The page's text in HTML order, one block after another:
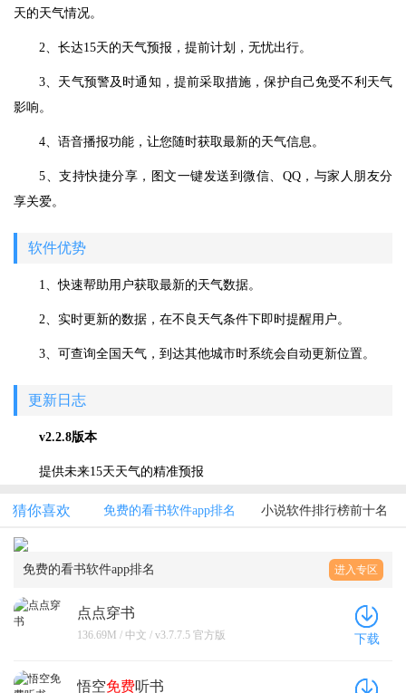
天的天气情况。
2、长达15天的天气预报，提前计划，无忧出行。
3、天气预警及时通知，提前采取措施，保护自己免受不利天气
影响。
4、语音播报功能，让您随时获取最新的天气信息。
5、支持快捷分享，图文一键发送到微信、QQ，与家人朋友分
享关爱。
软件优势
1、快速帮助用户获取最新的天气数据。
2、实时更新的数据，在不良天气条件下即时提醒用户。
3、可查询全国天气，到达其他城市时系统会自动更新位置。
更新日志
v2.2.8版本
提供未来15天天气的精准预报
猜你喜欢 免费的看书软件app排名 小说软件排行榜前十名
免费的看书软件app排名 进入专区
点点穿书
136.69M / 中文 / v3.7.7.5 官方版 下载
悟空免费听书